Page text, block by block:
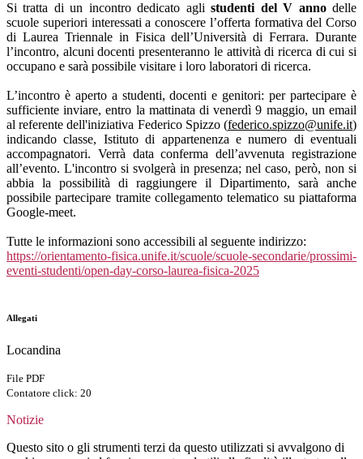
Si tratta di un incontro dedicato aglistudenti del V annodelle
scuole superiori interessati a conoscere l’offerta formativa del Corso
di Laurea Triennale in Fisica dell’Università di Ferrara. Durante
l’incontro, alcuni docenti presenteranno le attività di ricerca di cui si
occupano e sarà possibile visitare i loro laboratori di ricerca.
L’incontro è aperto a studenti, docenti e genitori: per partecipare è
sufficiente inviare, entro la mattinata di venerdì 9 maggio, un email
al referente dell'iniziativa Federico Spizzo (federico.spizzo@unife.it)
indicando classe, Istituto di appartenenza e numero di eventuali
accompagnatori. Verrà data conferma dell’avvenuta registrazione
all’evento. L'incontro si svolgerà in presenza; nel caso, però, non si
abbia la possibilità di raggiungere il Dipartimento, sarà anche
possibile partecipare tramite collegamento telematico su piattaforma
Google-meet.
Tutte le informazioni sono accessibili al seguente indirizzo:
https://orientamento-fisica.unife.it/scuole/scuole-secondarie/prossimi-
eventi-studenti/open-day-corso-laurea-fisica-2025
Allegati
Locandina
File PDF
Contatore click: 20
Notizie
Questo sito o gli strumenti terzi da questo utilizzati si avvalgono di